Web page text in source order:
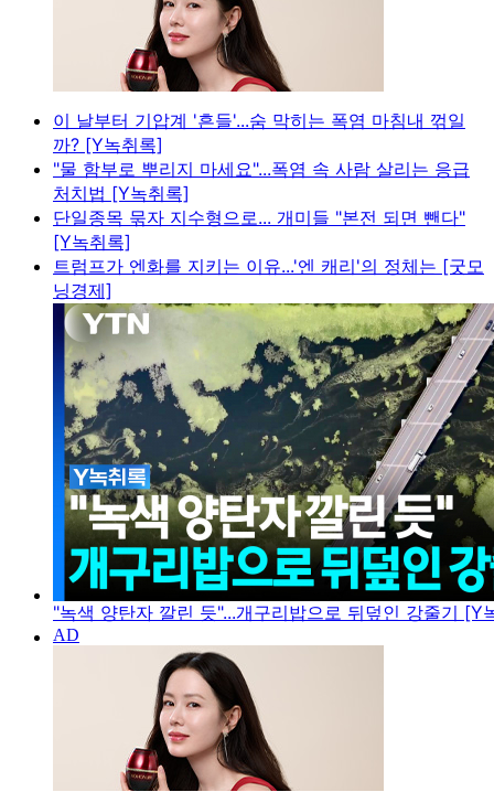
이 날부터 기압계 '흔들'...숨 막히는 폭염 마침내 꺾일
까? [Y녹취록]
"물 함부로 뿌리지 마세요"...폭염 속 사람 살리는 응급
처치법 [Y녹취록]
단일종목 묶자 지수형으로... 개미들 "본전 되면 뺀다"
[Y녹취록]
트럼프가 엔화를 지키는 이유...'엔 캐리'의 정체는 [굿모
닝경제]
"녹색 양탄자 깔린 듯"...개구리밥으로 뒤덮인 강줄기 [Y